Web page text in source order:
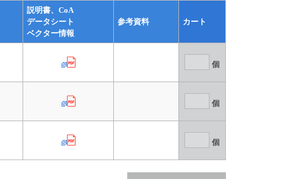
説明書、CoA
データシート
ベクター情報
参考資料
カート
個
個
個